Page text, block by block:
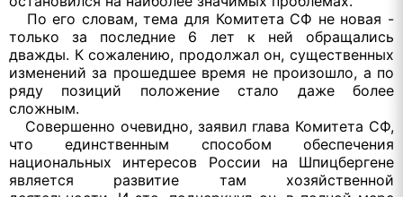
По его словам, тема для Комитета СФ не новая -
только за последние 6 лет к ней обращались
дважды. К сожалению, продолжал он, существенных
изменений за прошедшее время не произошло, а по
ряду позиций положение стало даже более
сложным.
Совершенно очевидно, заявил глава Комитета СФ,
что единственным способом обеспечения
национальных интересов России на Шпицбергене
является развитие там хозяйственной